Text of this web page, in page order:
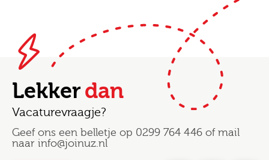
Lekkerdan
Vacaturevraagje?
Geef ons een belletje op 0299 764 446 of mail
naar info@joinuz.nl